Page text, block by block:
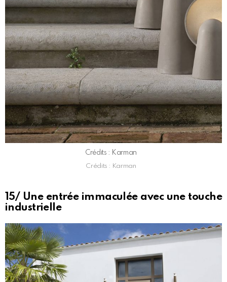
Crédits : Karman
Crédits : Karman
15/ Une entrée immaculée avec une touche
industrielle